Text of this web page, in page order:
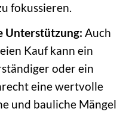
fokussieren.
Unterstützung: Auch
Kauf kann ein
oder ein
eine wertvolle
und bauliche Mängel